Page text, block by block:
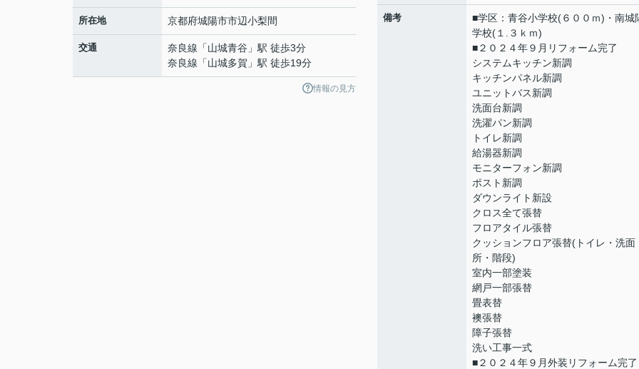
所在地 京都府城陽市市辺小梨間
交通 奈良線 「山城青谷 」駅 徒歩3分
奈良線 「山城多賀 」駅 徒歩19分
情報の見方
備考
■学区：青谷小学校(６００ｍ)・南城
学校(１.３ｋｍ)
■２０２４年９月リフォーム完了
システムキッチン新調
キッチンパネル新調
ユニットバス新調
洗面台新調
洗濯パン新調
トイレ新調
給湯器新調
モニターフォン新調
ポスト新調
ダウンライト新設
クロス全て張替
フロアタイル張替
クッションフロア張替(トイレ・洗面
所・階段)
室内一部塗装
網戸一部張替
畳表替
襖張替
障子張替
洗い工事一式
■２０２４年９月外装リフォーム完了